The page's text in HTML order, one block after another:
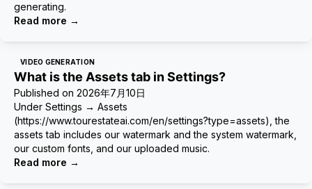
generating.
Read more →
VIDEO GENERATION
What is the Assets tab in Settings?
Published on 2026年7月10日
Under Settings → Assets
(https://www.tourestateai.com/en/settings?type=assets), the
assets tab includes our watermark and the system watermark,
our custom fonts, and our uploaded music.
Read more →